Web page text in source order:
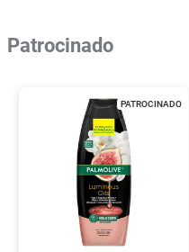
Patrocinado
PATROCINADO